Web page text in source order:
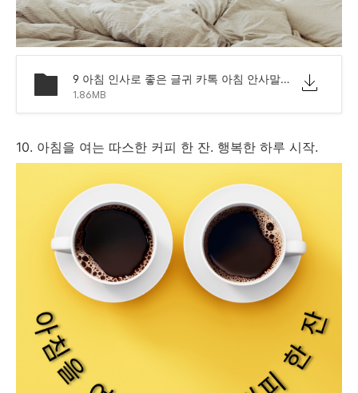
9 아침 인사로 좋은 글귀 카톡 아침 안사말 모음 문구.png
1.86MB
10. 아침을 여는 따스한 커피 한 잔. 행복한 하루 시작.